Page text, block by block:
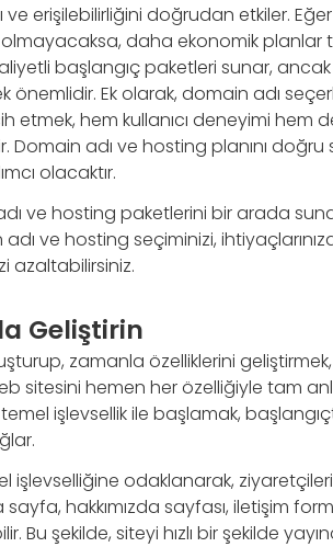
ve erişilebilirliğini doğrudan etkiler.
daha ekonomik planlar
başlangıç paketleri sunar, ancak
önemlidir. Ek olarak, domain adı
etmek, hem kullanıcı deneyimi hem
adı ve hosting planını doğru
olacaktır.
ve hosting paketlerini bir arada
ve hosting seçiminizi,
azaltabilirsiniz.
Geliştirin
zamanla özelliklerini geliştirmek,
sitesini hemen her özelliğiyle tam
işlevsellik ile başlamak,
işlevselliğine odaklanarak,
hakkımızda sayfası, iletişim
Bu şekilde, siteyi hızlı bir şekilde